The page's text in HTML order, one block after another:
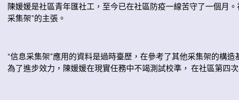
陳媛媛是社區青年匯社工，至今已在社區防疫一線苦守了一個月
采集架”的主張。
“信息采集架”應用的資料是過時臺歷，在參考了其他采集架的構
為了進步效力，陳媛媛在現實任務中不竭測試校準， 在社區第四